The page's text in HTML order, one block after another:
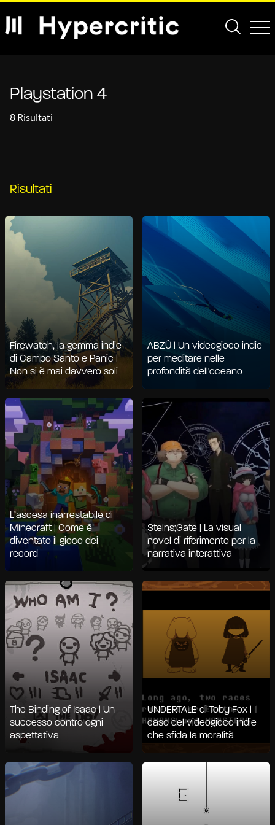
Playstation 4
8 Risultati
Risultati
Firewatch, la gemma indie
di Campo Santo e Panic |
Non si è mai davvero soli
ABZÛ | Un videogioco indie
per meditare nelle
profondità dell'oceano
L’ascesa inarrestabile di
Minecraft | Come è
diventato il gioco dei
record
Steins;Gate | La visual
novel di riferimento per la
narrativa interattiva
The Binding of Isaac | Un
successo contro ogni
aspettativa
UNDERTALE di Toby Fox | Il
caso del videogioco indie
che sfida la moralità